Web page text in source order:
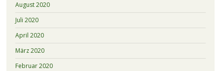
August 2020
Juli 2020
April 2020
März 2020
Februar 2020